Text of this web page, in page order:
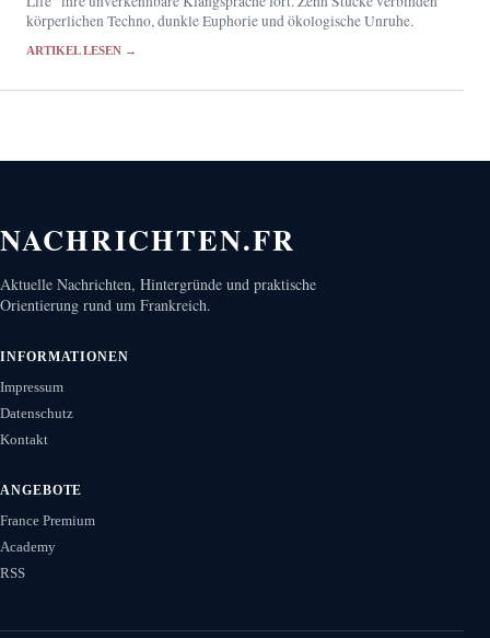
körperlichen Techno, dunkle Euphorie und ökologische Unruhe.
ARTIKEL LESEN →
NACHRICHTEN.FR
Aktuelle Nachrichten, Hintergründe und praktische
Orientierung rund um Frankreich.
INFORMATIONEN
Impressum
Datenschutz
Kontakt
ANGEBOTE
France Premium
Academy
RSS